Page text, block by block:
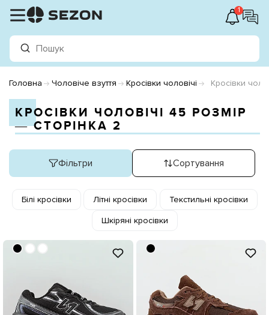
1
Головна Чоловіче взуття Кросівки чоловічі Кросівки
КРОСІВКИ ЧОЛОВІЧІ 45 РОЗМІР
― СТОРІНКА 2
Фільтри Сортування
Білі кросівки Літні кросівки Текстильні кросівки
Шкіряні кросівки